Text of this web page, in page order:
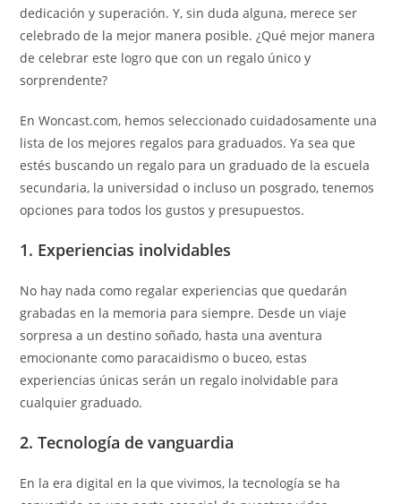
dedicación y superación. Y, sin duda alguna, merece ser
celebrado de la mejor manera posible. ¿Qué mejor manera
de celebrar este logro que con un regalo único y
sorprendente?
En Woncast.com, hemos seleccionado cuidadosamente una
lista de los mejores regalos para graduados. Ya sea que
estés buscando un regalo para un graduado de la escuela
secundaria, la universidad o incluso un posgrado, tenemos
opciones para todos los gustos y presupuestos.
1. Experiencias inolvidables
No hay nada como regalar experiencias que quedarán
grabadas en la memoria para siempre. Desde un viaje
sorpresa a un destino soñado, hasta una aventura
emocionante como paracaidismo o buceo, estas
experiencias únicas serán un regalo inolvidable para
cualquier graduado.
2. Tecnología de vanguardia
En la era digital en la que vivimos, la tecnología se ha